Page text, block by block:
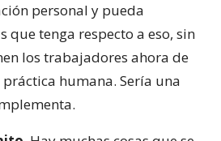
personal y pueda
que tenga respecto a eso, sin
los trabajadores ahora de
humana. Sería una